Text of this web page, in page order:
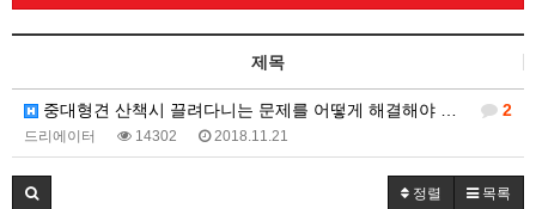
제목
2
중대형견 산책시 끌려다니는 문제를 어떻게 해결해야 할까…
드리에이터 14302 2018.11.21
정렬 목록